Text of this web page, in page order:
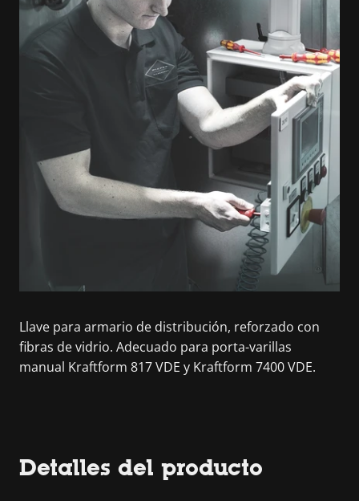
Llave para armario de distribución, reforzado con
fibras de vidrio. Adecuado para porta-varillas
manual Kraftform 817 VDE y Kraftform 7400 VDE.
Detalles del producto